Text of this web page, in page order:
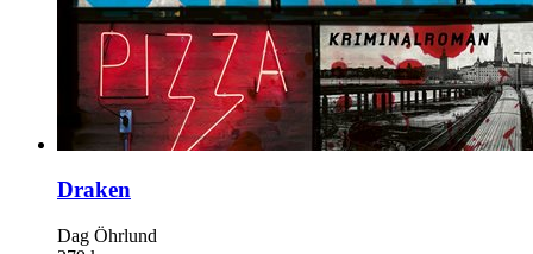
Draken
Dag Öhrlund